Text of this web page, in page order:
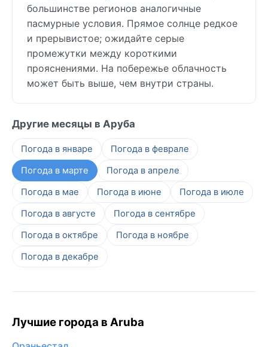
большинстве регионов аналогичные
пасмурные условия. Прямое солнце редкое
и прерывистое; ожидайте серые
промежутки между короткими
прояснениями. На побережье облачность
может быть выше, чем внутри страны.
Другие месяцы в Аруба
Погода в январе
Погода в феврале
Погода в марте
Погода в апреле
Погода в мае
Погода в июне
Погода в июле
Погода в августе
Погода в сентябре
Погода в октябре
Погода в ноябре
Погода в декабре
Лучшие города в Aruba